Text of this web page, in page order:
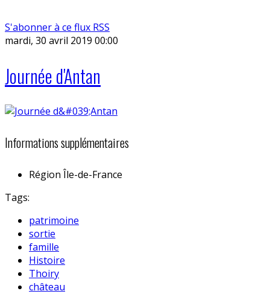
S'abonner à ce flux RSS
mardi, 30 avril 2019 00:00
Journée d'Antan
Informations supplémentaires
Région Île-de-France
Tags:
patrimoine
sortie
famille
Histoire
Thoiry
château